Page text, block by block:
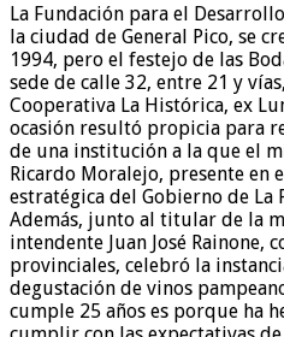
La Fundación para el
la ciudad de General Pico, se
1994, pero el festejo de las
sede de calle 32, entre 21 y
Cooperativa La Histórica, ex
ocasión resultó propicia para
de una institución a la que el
Ricardo Moralejo, presente en
estratégica del Gobierno de La
Además, junto al titular de la
intendente Juan José Rainone,
provinciales, celebró la
degustación de vinos
cumple 25 años es porque ha